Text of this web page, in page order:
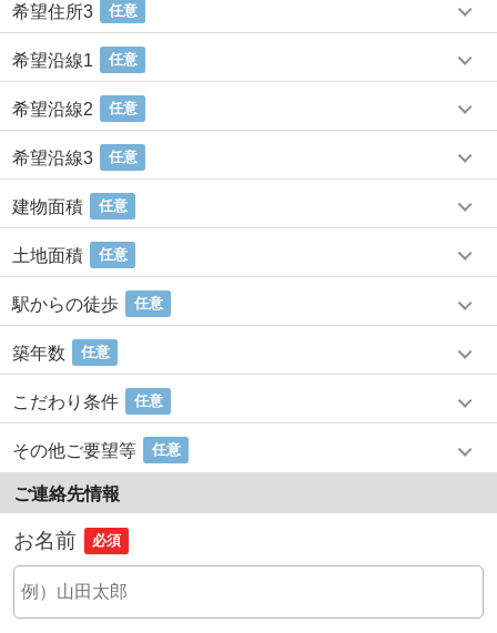
希望住所3 任意
希望沿線1 任意
希望沿線2 任意
希望沿線3 任意
建物面積 任意
土地面積 任意
駅からの徒歩 任意
築年数 任意
こだわり条件 任意
その他ご要望等 任意
ご連絡先情報
お名前 必須